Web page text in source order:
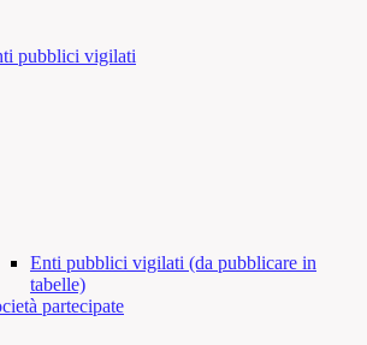
pubblici vigilati
Enti pubblici vigilati (da pubblicare in
tabelle)
partecipate